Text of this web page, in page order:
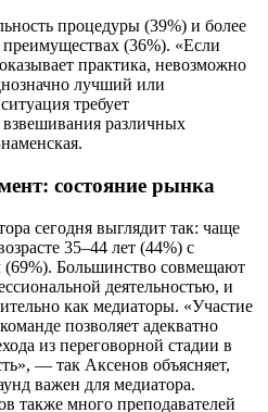
процедуры (39%) и более
(36%). «Если
практика, невозможно
лучший или
требует
различных
состояние рынка
сегодня выглядит так: чаще
35–44 лет (44%) с
Большинство совмещают
деятельностью, и
как медиаторы. «Участие
позволяет адекватно
из переговорной стадии в
— так Аксенов объясняет,
важен для медиатора.
также много преподавателей